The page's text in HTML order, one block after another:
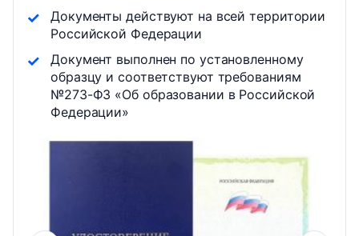
Документы действуют на всей территории
Российской Федерации
Документ выполнен по установленному
образцу и соответствуют требованиям
№273-ФЗ «Об образовании в Российской
Федерации»